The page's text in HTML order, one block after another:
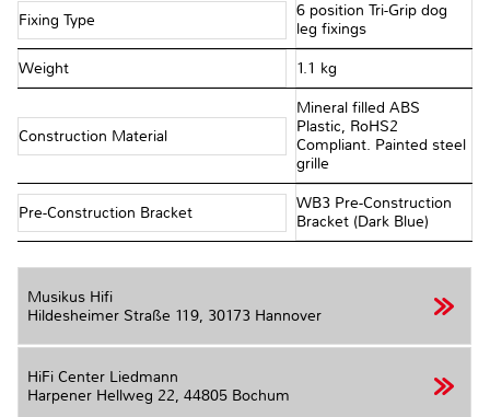
Fixing Type
6 position Tri-Grip dog
leg fixings
Weight 1.1 kg
Construction Material
Mineral filled ABS
Plastic, RoHS2
Compliant. Painted steel
grille
Pre-Construction Bracket
WB3 Pre-Construction
Bracket (Dark Blue)
Musikus Hifi
Hildesheimer Straße 119, 30173 Hannover
HiFi Center Liedmann
Harpener Hellweg 22, 44805 Bochum